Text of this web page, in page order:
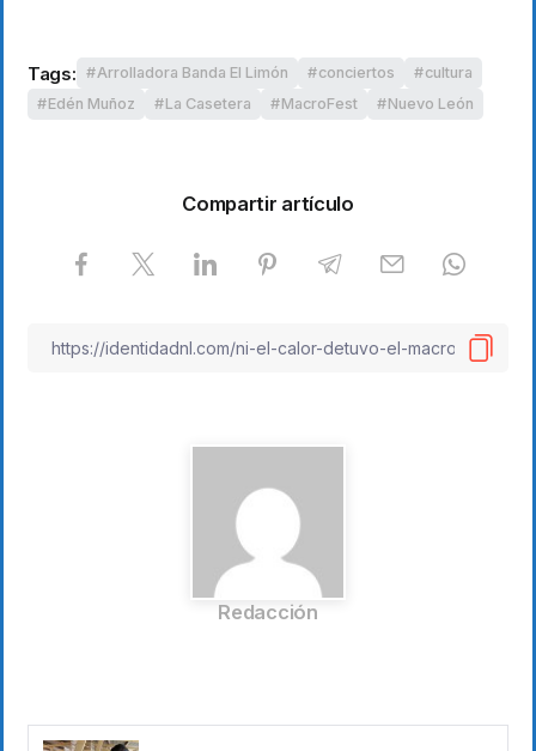
Tags: Arrolladora Banda El Limón conciertos
cultura
Edén Muñoz
La Casetera MacroFest Nuevo León
Compartir artículo
Redacción